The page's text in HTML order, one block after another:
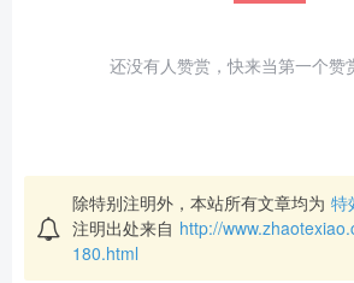
还没有人赞赏，快来当第一个赞
除特别注明外，本站所有文章均为 特
注明出处来自 http://
180.html